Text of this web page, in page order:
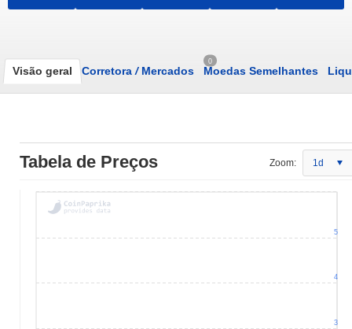
Visão geral Corretora /Mercados
0
Moedas Semelhantes
Tabela de Preços Zoom: 1d
3
4
5